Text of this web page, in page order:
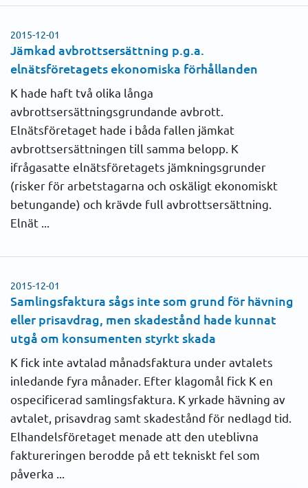
Förmedling
Inkasso
Lösenavgift
Nätavgifter
Prisändring
Övrigt
Gas
2016
2015
2014
2013
2012
2011
2009
2008
2007
2006
2005
2004
2015-12-01
Jämkad avbrottsersättning p.g.a.
elnätsföretagets ekonomiska förhållanden
K hade haft två olika långa
avbrottsersättningsgrundande avbrott.
Elnätsföretaget hade i båda fallen jämkat
avbrottsersättningen till samma belopp. K
ifrågasatte elnätsföretagets jämkningsgrunder
(risker för arbetstagarna och oskäligt ekonomiskt
betungande) och krävde full avbrottsersättning.
Elnät ...
2015-12-01
Samlingsfaktura sågs inte som grund för hävning
eller prisavdrag, men skadestånd hade kunnat
utgå om konsumenten styrkt skada
K fick inte avtalad månadsfaktura under avtalets
inledande fyra månader. Efter klagomål fick K en
ospecificerad samlingsfaktura. K yrkade hävning av
avtalet, prisavdrag samt skadestånd för nedlagd tid.
Elhandelsföretaget menade att den uteblivna
faktureringen berodde på ett tekniskt fel som
påverka ...